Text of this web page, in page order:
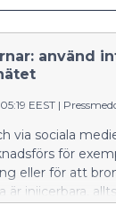
använd
EEST |
via sociala
för
eller för att
är injicerbara,